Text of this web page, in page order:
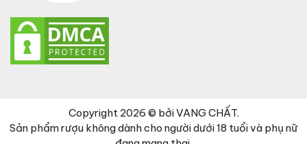
Copyright 2026 © bởi VANG CHẤT.
Sản phẩm rượu không dành cho người dưới 18 tuổi và phụ nữ